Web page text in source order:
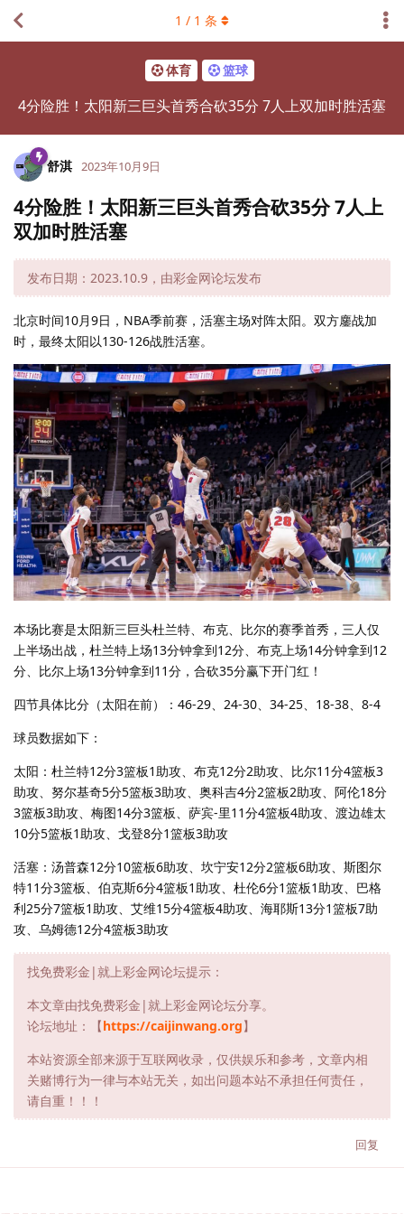
体育 篮球
4分险胜！太阳新三巨头首秀合砍35分 7人上双加时胜活塞
1 / 1 条
舒淇 2023年10月9日
4分险胜！太阳新三巨头首秀合砍35分 7人上
双加时胜活塞
发布日期：2023.10.9，由彩金网论坛发布
北京时间10月9日，NBA季前赛，活塞主场对阵太阳。双方鏖战加
时，最终太阳以130-126战胜活塞。
本场比赛是太阳新三巨头杜兰特、布克、比尔的赛季首秀，三人仅
上半场出战，杜兰特上场13分钟拿到12分、布克上场14分钟拿到12
分、比尔上场13分钟拿到11分，合砍35分赢下开门红！
四节具体比分（太阳在前）：46-29、24-30、34-25、18-38、8-4
球员数据如下：
太阳：杜兰特12分3篮板1助攻、布克12分2助攻、比尔11分4篮板3
助攻、努尔基奇5分5篮板3助攻、奥科吉4分2篮板2助攻、阿伦18分
3篮板3助攻、梅图14分3篮板、萨宾-里11分4篮板4助攻、渡边雄太
10分5篮板1助攻、戈登8分1篮板3助攻
活塞：汤普森12分10篮板6助攻、坎宁安12分2篮板6助攻、斯图尔
特11分3篮板、伯克斯6分4篮板1助攻、杜伦6分1篮板1助攻、巴格
利25分7篮板1助攻、艾维15分4篮板4助攻、海耶斯13分1篮板7助
攻、乌姆德12分4篮板3助攻
找免费彩金|就上彩金网论坛提示：
本文章由找免费彩金|就上彩金网论坛分享。
论坛地址：【https://caijinwang.org】
本站资源全部来源于互联网收录，仅供娱乐和参考，文章内相
关赌博行为一律与本站无关，如出问题本站不承担任何责任，
请自重！！！
回复